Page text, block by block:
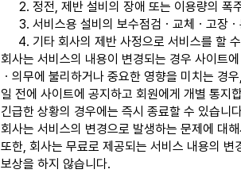
정전, 제반 설비의 장애 또는 이용량의 폭
서비스용 설비의 보수점검ㆍ교체ㆍ고장
기타 회사의 제반 사정으로 서비스를 할
회사는 서비스의 내용이 변경되는 경우 사이트
ㆍ의무에 불리하거나 중요한 영향을 미치는 경
일 전에 사이트에 공지하고 회원에게 개별 통지
긴급한 상황의 경우에는 즉시 종료할 수 있습니
회사는 서비스의 변경으로 발생하는 문제에 대
또한, 회사는 무료로 제공되는 서비스 내용의 변
보상을 하지 않습니다.